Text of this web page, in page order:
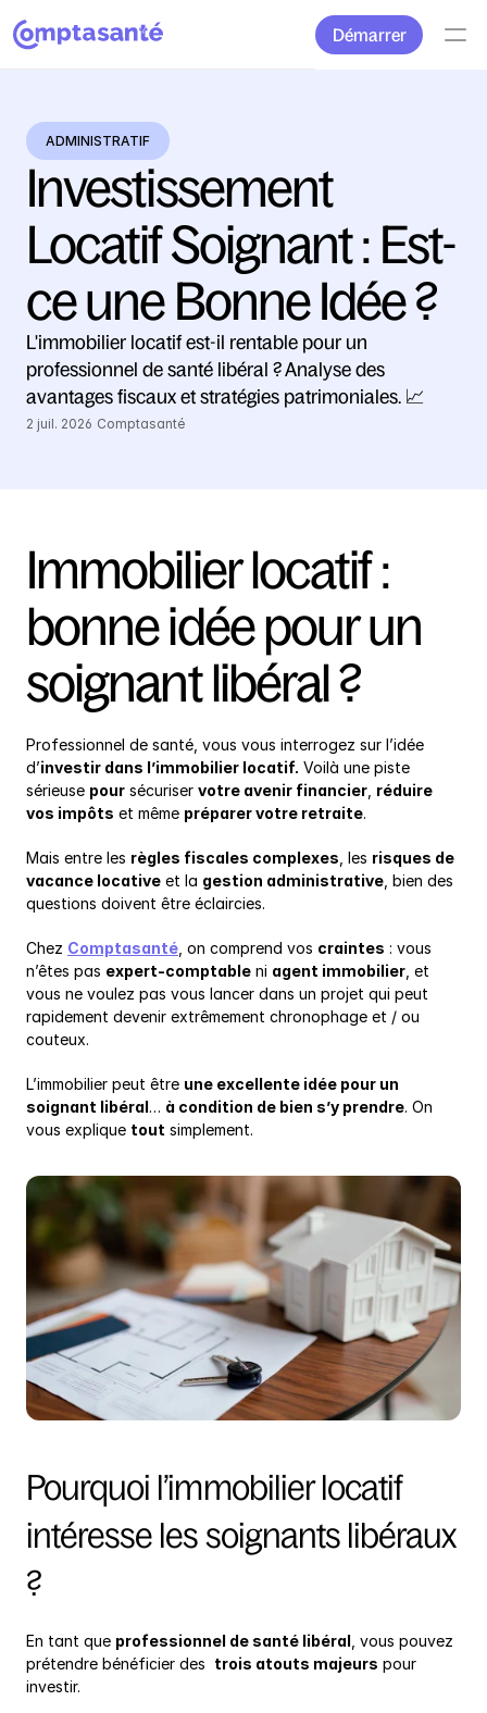
Démarrer
ADMINISTRATIF
Investissement
Locatif Soignant : Est-
ce une Bonne Idée ?
L'immobilier locatif est-il rentable pour un
professionnel de santé libéral ? Analyse des
avantages fiscaux et stratégies patrimoniales. 📈
2 juil. 2026 Comptasanté
Immobilier locatif :
bonne idée pour un
soignant libéral ?
Professionnel de santé, vous vous interrogez sur l’idée
d’investir dans l’immobilier locatif. Voilà une piste
sérieuse pour sécuriser votre avenir financier réduire
vos impôts et même préparer votre retraite.
Mais entre les règles fiscales complexes , les risques de
vacance locative et la gestion administrative , bien des
questions doivent être éclaircies.
Chez Comptasanté , on comprend vos craintes : vous
n’êtes pas expert-comptable ni agent immobilier , et
vous ne voulez pas vous lancer dans un projet qui peut
rapidement devenir extrêmement chronophage et / ou
couteux.
L’immobilier peut être une excellente idée pour un
soignant libéral… à condition de bien s’y prendre. On
vous explique tout simplement.
Pourquoi l’immobilier locatif
intéresse les soignants libéraux
?
En tant que professionnel de santé libéral , vous pouvez
prétendre bénéficier des trois atouts majeurs pour
investir.